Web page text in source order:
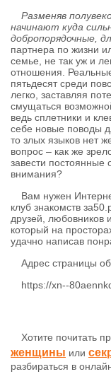
Разменяв
начинают куда
добропорядочные,
партнера по жизни
семье, не так уж и
отношения.
пятьдесят среди
легко, заставляя
смущаться
ведь сплетники и
себе новые поводы
то злых языков нет
вопрос – как же
завести постоянные
внимания?
Вам нужен
клуб знакомств
друзей, любовников
который на
удачно написав
Адрес страницы
https://xn--
Хотите почитать
женщины или
разбираться в